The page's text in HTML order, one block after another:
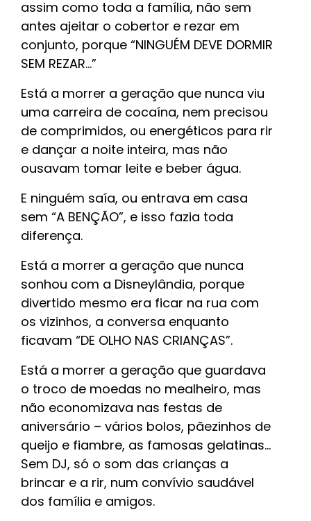
assim como toda a família, não sem
antes ajeitar o cobertor e rezar em
conjunto, porque “NINGUÉM DEVE DORMIR
SEM REZAR...”
Está a morrer a geração que nunca viu
uma carreira de cocaína, nem precisou
de comprimidos, ou energéticos para rir
e dançar a noite inteira, mas não
ousavam tomar leite e beber água.
E ninguém saía, ou entrava em casa
sem “A BENÇÃO”, e isso fazia toda
diferença.
Está a morrer a geração que nunca
sonhou com a Disneylândia, porque
divertido mesmo era ficar na rua com
os vizinhos, a conversa enquanto
ficavam “DE OLHO NAS CRIANÇAS”.
Está a morrer a geração que guardava
o troco de moedas no mealheiro, mas
não economizava nas festas de
aniversário – vários bolos, pãezinhos de
queijo e fiambre, as famosas gelatinas...
Sem DJ, só o som das crianças a
brincar e a rir, num convívio saudável
dos família e amigos.